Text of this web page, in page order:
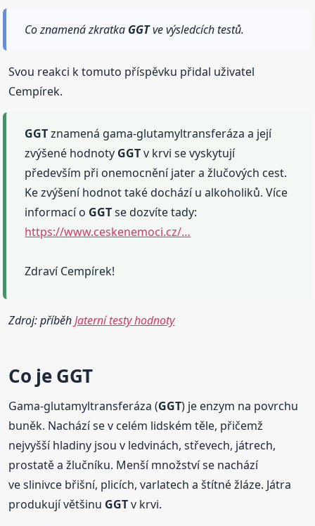
Co znamená zkratka GGTve výsledcích testů.
Svou reakci k tomuto příspěvku přidal uživatel
Cempírek.
GGTznamená gama-glutamyltransferáza a její
zvýšené hodnoty GGTv krvi se vyskytují
především při onemocnění jater a žlučových cest.
Ke zvýšení hodnot také dochází u alkoholiků. Více
informací o GGTse dozvíte tady:
https://www.ceskenemoci.cz/…
Zdraví Cempírek!
Zdroj: příběhJaterní testy hodnoty
Co jeGGT
Gama-glutamyltransferáza (GGT) je enzym na povrchu
buněk. Nachází se v celém lidském těle, přičemž
nejvyšší hladiny jsou v ledvinách, střevech, játrech,
prostatě a žlučníku. Menší množství se nachází
ve slinivce břišní, plicích, varlatech a štítné žláze. Játra
produkují většinu GGTv krvi.